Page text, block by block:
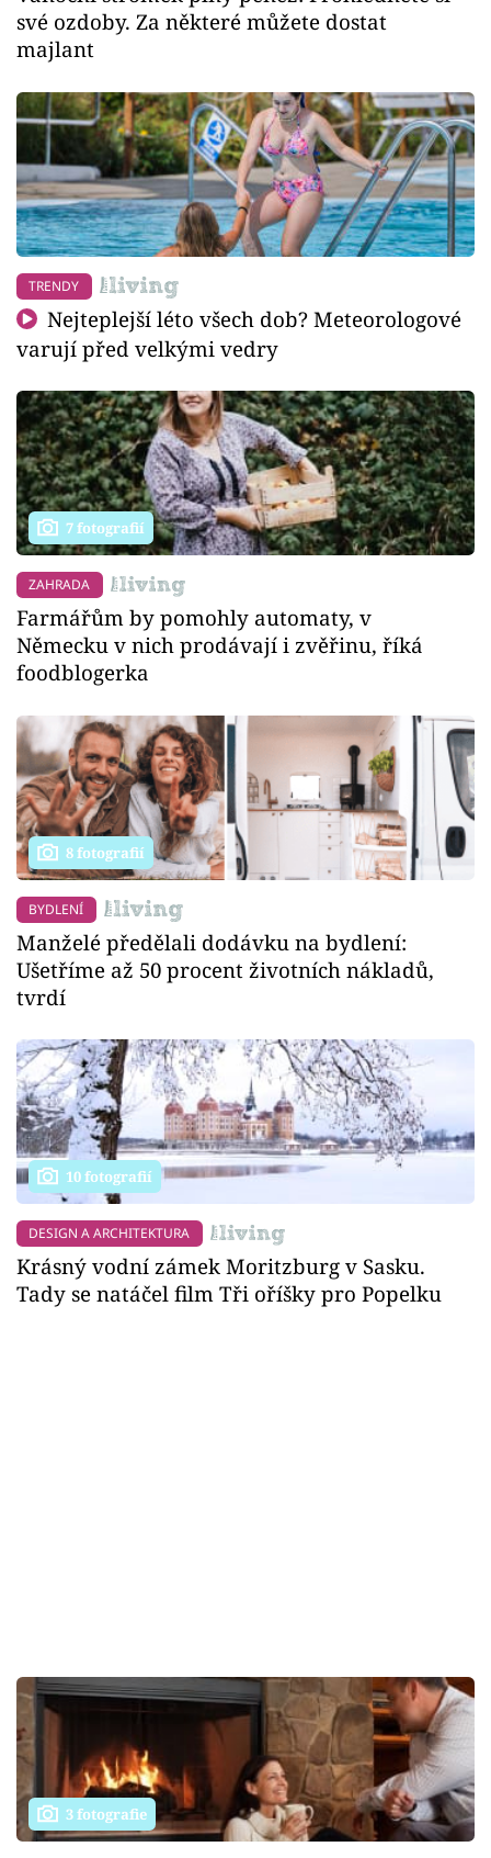
své ozdoby. Za některé můžete dostat
majlant
TRENDY
Nejteplejší léto všech dob? Meteorologové
varují před velkými vedry
7 fotografií
ZAHRADA
Farmářům by pomohly automaty, v
Německu v nich prodávají i zvěřinu, říká
foodblogerka
8 fotografií
BYDLENÍ
Manželé předělali dodávku na bydlení:
Ušetříme až 50 procent životních nákladů,
tvrdí
10 fotografií
DESIGN A ARCHITEKTURA
Krásný vodní zámek Moritzburg v Sasku.
Tady se natáčel film Tři oříšky pro Popelku
3 fotografie